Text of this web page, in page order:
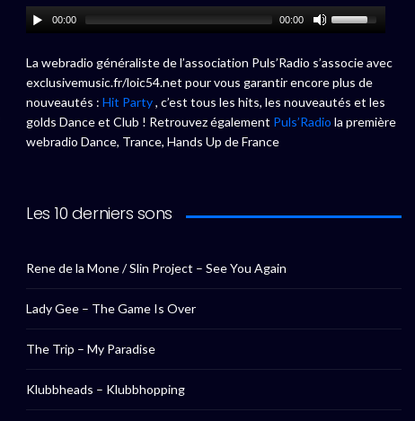
00:00 00:00
La webradio généraliste de l’association Puls’Radio s’associe avec
exclusivemusic.fr/loic54.net pour vous garantir encore plus de
nouveautés : Hit Party, c’est tous les hits, les nouveautés et les
golds Dance et Club ! Retrouvez également Puls’Radio la première
webradio Dance, Trance, Hands Up de France
Les 10 derniers sons
Rene de la Mone / Slin Project – See You Again
Lady Gee – The Game Is Over
The Trip – My Paradise
Klubbheads – Klubbhopping